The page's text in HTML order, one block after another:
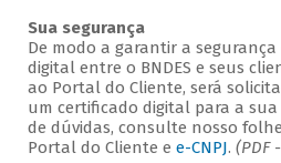
Sua segurança
De modo a garantir a
digital entre o BNDES e seus
ao Portal do Cliente, será
um certificado digital para a sua
de dúvidas, consulte nosso
Portal do Cliente e e-CNPJ. (PDF